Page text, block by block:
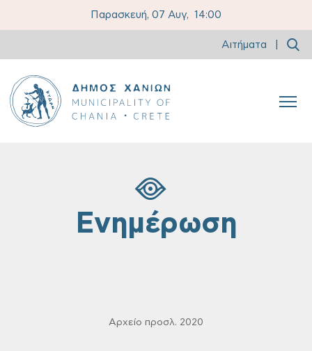
Παρασκευή, 07 Αυγ, 14:00
Αιτήματα
Ενημέρωση
Αρχείο προσλ. 2020